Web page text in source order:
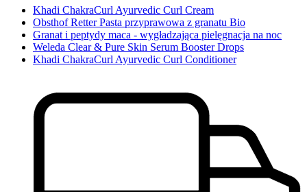
Khadi ChakraCurl Ayurvedic Curl Cream
Obsthof Retter Pasta przyprawowa z granatu Bio
Granat i peptydy maca - wygładzająca pielęgnacja na noc
Weleda Clear & Pure Skin Serum Booster Drops
Khadi ChakraCurl Ayurvedic Curl Conditioner